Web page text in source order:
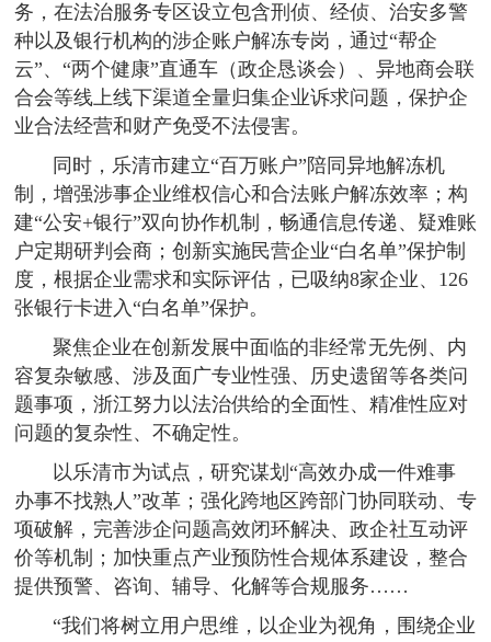
务，在法治服务专区设立包含刑侦、经侦、治安多警
种以及银行机构的涉企账户解冻专岗，通过“帮企
云”、“两个健康”直通车（政企恳谈会）、异地商会联
合会等线上线下渠道全量归集企业诉求问题，保护企
业合法经营和财产免受不法侵害。
同时，乐清市建立“百万账户”陪同异地解冻机
制，增强涉事企业维权信心和合法账户解冻效率；构
建“公安+银行”双向协作机制，畅通信息传递、疑难账
户定期研判会商；创新实施民营企业“白名单”保护制
度，根据企业需求和实际评估，已吸纳8家企业、126
张银行卡进入“白名单”保护。
聚焦企业在创新发展中面临的非经常无先例、内
容复杂敏感、涉及面广专业性强、历史遗留等各类问
题事项，浙江努力以法治供给的全面性、精准性应对
问题的复杂性、不确定性。
以乐清市为试点，研究谋划“高效办成一件难事
办事不找熟人”改革；强化跨地区跨部门协同联动、专
项破解，完善涉企问题高效闭环解决、政企社互动评
价等机制；加快重点产业预防性合规体系建设，整合
提供预警、咨询、辅导、化解等合规服务……
“我们将树立用户思维，以企业为视角，围绕企业